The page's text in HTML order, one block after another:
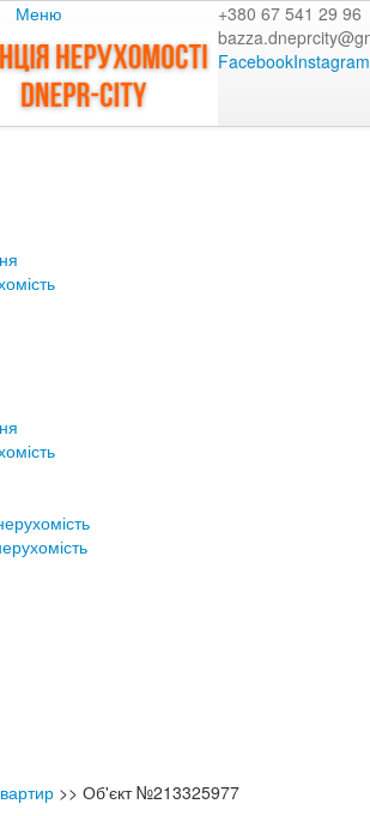
Меню
+380 67 541 29 96
FacebookInstagram
>> Об'єкт №213325977